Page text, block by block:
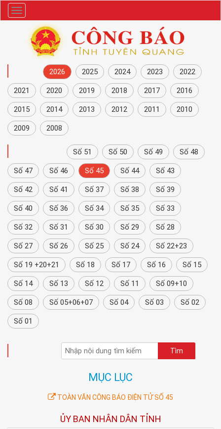
Danh
mục
2026 2025 2024 2023 2022
2021 2020 2019 2018 2017 2016
2015 2014 2013 2012 2011 2010
2009 2008
Số 51 Số 50 Số 49 Số 48
Số 47 Số 46 Số 45 Số 44 Số 43
Số 42 Số 41 Số 37 Số 38 Số 39
Số 40 Số 36 Số 34 Số 35 Số 33
Số 32 Số 31 Số 30 Số 29 Số 28
Số 27 Số 26 Số 25 Số 24 Số 22+23
Số 19 +20+21 Số 18 Số 17 Số 16 Số 15
Số 14 Số 13 Số 12 Số 11 Số 09+10
Số 08 Số 05+06+07 Số 04 Số 03 Số 02
Số 01
MỤC LỤC
TOÀN VĂN CÔNG BÁO ĐIỆN TỬ SỐ 45
ỦY BAN NHÂN DÂN TỈNH